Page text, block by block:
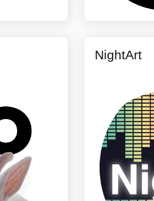
NightArt